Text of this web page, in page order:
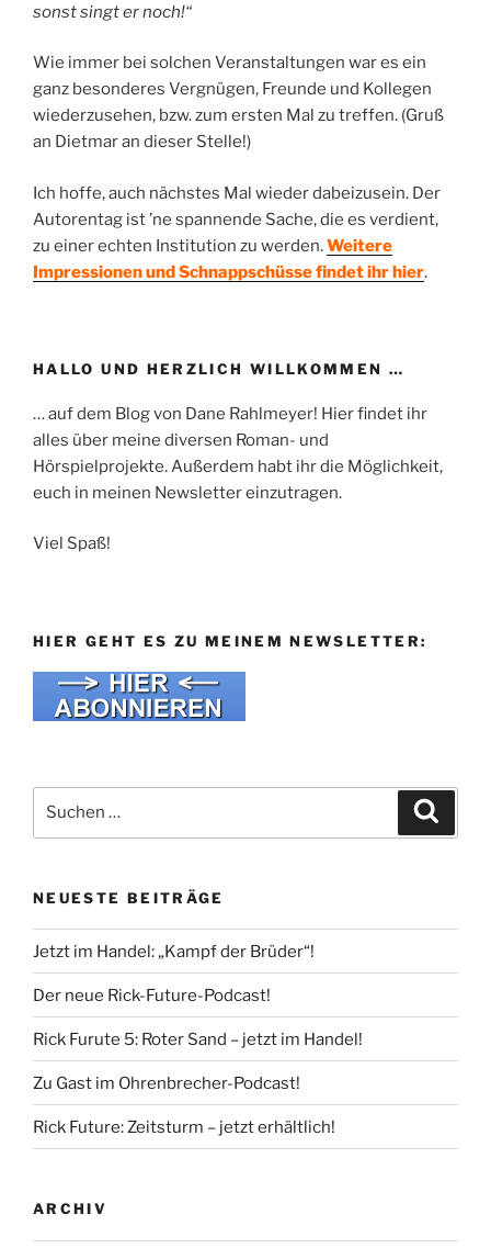
sonst singt er noch!“
Wie immer bei solchen Veranstaltungen war es ein
ganz besonderes Vergnügen, Freunde und Kollegen
wiederzusehen, bzw. zum ersten Mal zu treffen. (Gruß
an Dietmar an dieser Stelle!)
Ich hoffe, auch nächstes Mal wieder dabeizusein. Der
Autorentag ist ’ne spannende Sache, die es verdient,
zu einer echten Institution zu werden.Weitere
Impressionen und Schnappschüsse findet ihr hier.
HALLO UND HERZLICH WILLKOMMEN …
… auf dem Blog von Dane Rahlmeyer! Hier findet ihr
alles über meine diversen Roman- und
Hörspielprojekte. Außerdem habt ihr die Möglichkeit,
euch in meinen Newsletter einzutragen.
Viel Spaß!
HIER GEHT ES ZU MEINEM NEWSLETTER:
nach:
NEUESTE BEITRÄGE
Jetzt im Handel: „Kampf der Brüder“!
Der neue Rick-Future-Podcast!
Rick Furute 5: Roter Sand – jetzt im Handel!
Zu Gast im Ohrenbrecher-Podcast!
Rick Future: Zeitsturm – jetzt erhältlich!
ARCHIV